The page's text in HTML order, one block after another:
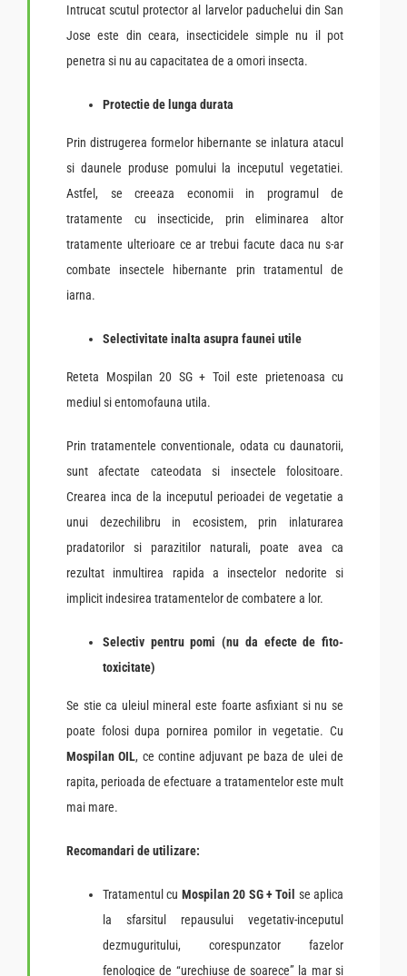
Intrucat scutul protector al larvelor paduchelui din San
Jose este din ceara, insecticidele simple nu il pot
penetra si nu au capacitatea de a omori insecta.
Protectie de lunga durata
Prin distrugerea formelor hibernante se inlatura atacul
si daunele produse pomului la inceputul vegetatiei.
Astfel, se creeaza economii in programul de
tratamente cu insecticide, prin eliminarea altor
tratamente ulterioare ce ar trebui facute daca nu s-ar
combate insectele hibernante prin tratamentul de
iarna.
Selectivitate inalta asupra faunei utile
Reteta Mospilan 20 SG + Toil este prietenoasa cu
mediul si entomofauna utila.
Prin tratamentele conventionale, odata cu daunatorii,
sunt afectate cateodata si insectele folositoare.
Crearea inca de la inceputul perioadei de vegetatie a
unui dezechilibru in ecosistem, prin inlaturarea
pradatorilor si parazitilor naturali, poate avea ca
rezultat inmultirea rapida a insectelor nedorite si
implicit indesirea tratamentelor de combatere a lor.
Selectiv pentru pomi (nu da efecte de fito-
toxicitate)
Se stie ca uleiul mineral este foarte asfixiant si nu se
poate folosi dupa pornirea pomilor in vegetatie. Cu
Mospilan OIL, ce contine adjuvant pe baza de ulei de
rapita, perioada de efectuare a tratamentelor este mult
mai mare.
Recomandari de utilizare:
Tratamentul cu Mospilan 20 SG + Toil se aplica
la sfarsitul repausului vegetativ-inceputul
dezmuguritului, corespunzator fazelor
fenologice de “urechiuse de soarece” la mar si